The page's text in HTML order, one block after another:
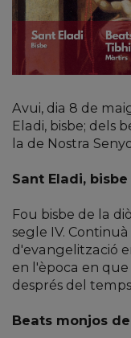
Avui, dia 8 de
Eladi, bisbe; dels
la de Nostra
Sant Eladi, bisbe
Fou bisbe de la
segle IV.
d'evangelització
en l'època en que
després del
Beats monjos